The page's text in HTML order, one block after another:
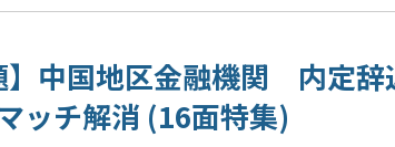
】中国地区金融機関 内定
ッチ解消 (16面特集)